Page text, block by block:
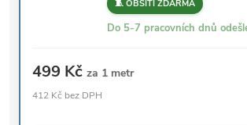
🧵 OBŠITÍ ZDARMA
Do 5-7 pracovních dnů
499 Kč za 1 metr
412 Kč bez DPH